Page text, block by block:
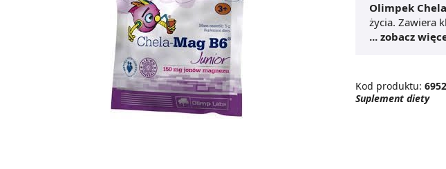
Olimpek
życia. Zawiera
(witamina B6).
Junior 15
... zobacz
Kod produktu:
Suplement diety